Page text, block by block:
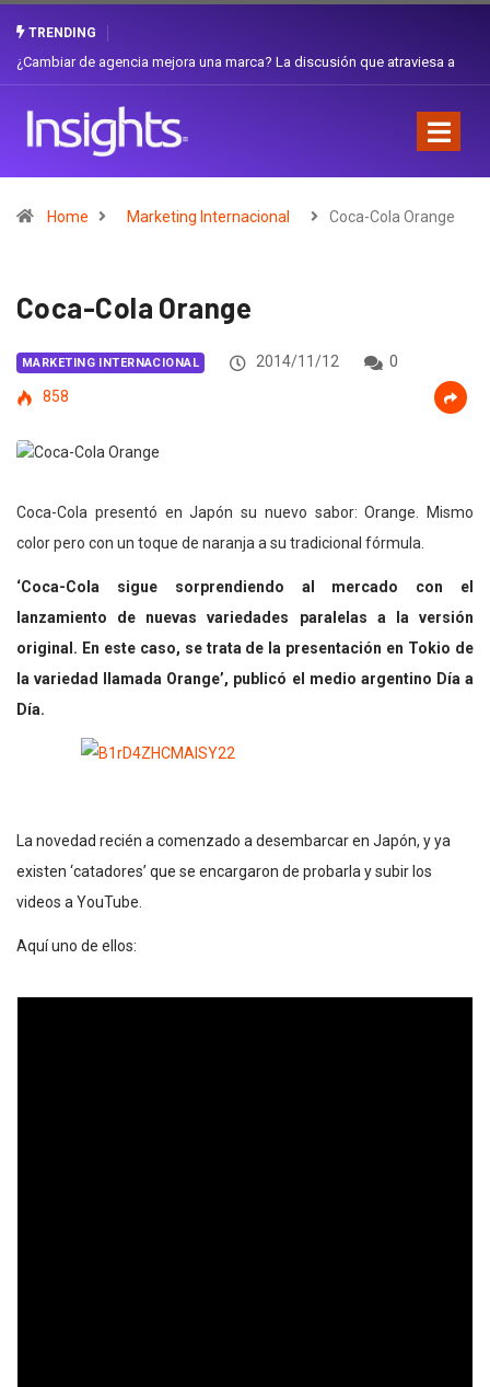
TRENDING
a
Gabriela Herrera y el arte de cambiarse el sombrero en Corporación
Home Marketing Internacional Coca-Cola Orange
Coca-Cola Orange
MARKETING INTERNACIONAL 2014/11/12
0
858
Coca-Cola presentó en Japón su nuevo sabor: Orange. Mismo
color pero con un toque de naranja a su tradicional fórmula.
‘Coca-Cola sigue sorprendiendo al mercado con el
lanzamiento de nuevas variedades paralelas a la versión
original. En este caso, se trata de la presentación en Tokio de
la variedad llamada Orange’, publicó el medio argentino Día a
Día.
La novedad recién a comenzado a desembarcar en Japón, y ya
existen ‘catadores’ que se encargaron de probarla y subir los
videos a YouTube.
Aquí uno de ellos: